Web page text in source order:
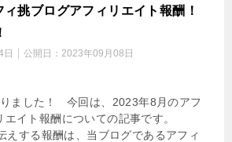
挑ブログアフィリエイト報酬！
公開日： 2023年09月08日
ました！ 今回は、2023年8月のアフ
エイト報酬についての記事です。
えする報酬は、当ブログであるアフィ